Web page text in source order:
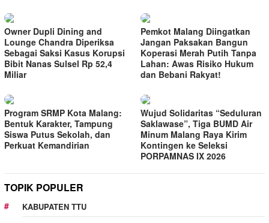
Owner Dupli Dining and
Lounge Chandra Diperiksa
Sebagai Saksi Kasus Korupsi
Bibit Nanas Sulsel Rp 52,4
Miliar
Pemkot Malang Diingatkan
Jangan Paksakan Bangun
Koperasi Merah Putih Tanpa
Lahan: Awas Risiko Hukum
dan Bebani Rakyat!
Program SRMP Kota Malang:
Bentuk Karakter, Tampung
Siswa Putus Sekolah, dan
Perkuat Kemandirian
Wujud Solidaritas “Seduluran
Saklawase”, Tiga BUMD Air
Minum Malang Raya Kirim
Kontingen ke Seleksi
PORPAMNAS IX 2026
TOPIK POPULER
KABUPATEN TTU